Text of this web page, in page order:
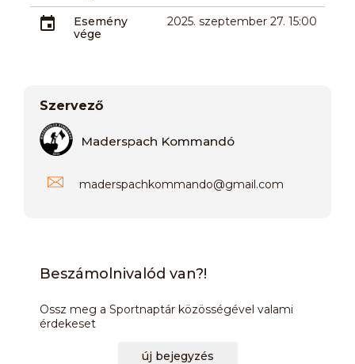
Esemény
vége
2025. szeptember 27. 15:00
Szervező
Maderspach Kommandó
maderspachkommando@gmail.com
Beszámolnivalód van?!
Ossz meg a Sportnaptár közösségével valami
érdekeset
új bejegyzés